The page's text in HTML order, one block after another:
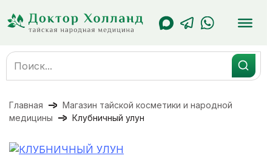
содержанию
Search
for:
Главная
Магазин тайской косметики и народной
медицины
Клубничный улун